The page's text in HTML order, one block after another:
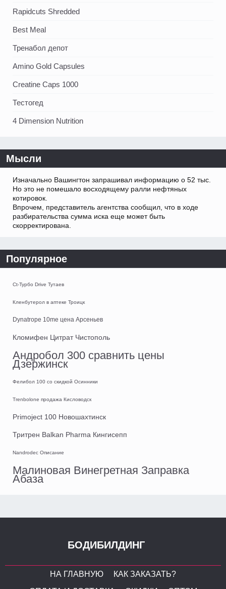
Rapidcuts Shredded
Best Meal
Тренабол депот
Amino Gold Capsules
Creatine Caps 1000
Тестогед
4 Dimension Nutrition
Мысли
Изначально Вашингтон запрашивал информацию о 52 тыс.
Но это не помешало восходящему ралли нефтяных
котировок.
Впрочем, представитель агентства сообщил, что в ходе
разбирательства сумма иска еще может быть
скорректирована.
Популярное
Ct-Турбо Drive Тутаев
Кленбутерол в аптеке Троицк
Dynatrope 10me цена Арсеньев
Кломифен Цитрат Чистополь
Андробол 300 сравнить цены
Дзержинск
Фелибол 100 со скидкой Осинники
Trenbolone продажа Кисловодск
Primoject 100 Новошахтинск
Тритрен Balkan Pharma Кингисепп
Nandrodec Описание
Малиновая Винегретная Заправка
Абаза
БОДИБИЛДИНГ
НА ГЛАВНУЮ
КАК ЗАКАЗАТЬ?